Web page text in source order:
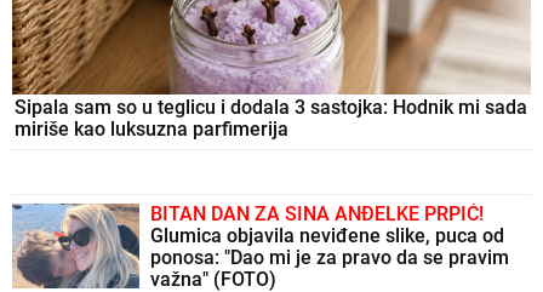
Sipala sam so u teglicu i dodala 3 sastojka: Hodnik mi sada
miriše kao luksuzna parfimerija
BITAN DAN ZA SINA ANĐELKE PRPIĆ!
Glumica objavila neviđene slike, puca od
ponosa: "Dao mi je za pravo da se pravim
važna" (FOTO)